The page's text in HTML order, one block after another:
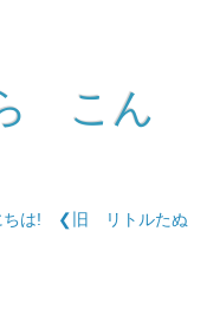
こん
ちは!
❮旧 リトルたぬ